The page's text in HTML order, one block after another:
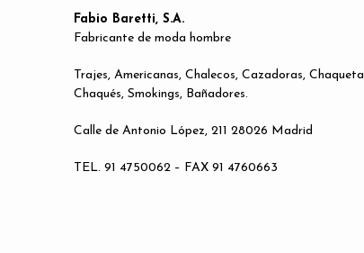
Fabio Baretti, S.A.
Fabricante de moda hombre
Trajes, Americanas, Chalecos, Cazadoras,
Chaqués, Smokings, Bañadores.
Calle de Antonio López, 211 28026 Madrid
TEL. 91 4750062 – FAX 91 4760663